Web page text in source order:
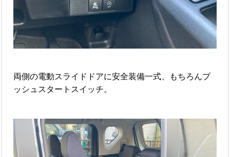
両側の電動スライドドアに安全装備一式、もちろんプ
ッシュスタートスイッチ。